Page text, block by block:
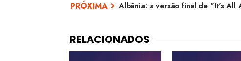
Albânia: a versão final de "It's All